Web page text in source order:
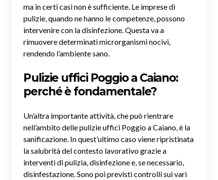
ma in certi casi non è sufficiente. Le imprese di
pulizie, quando ne hanno le competenze, possono
intervenire con la disinfezione. Questa va a
rimuovere determinati microrganismi nocivi,
rendendo l’ambiente sano.
Pulizie uffici Poggio a Caiano:
perché è fondamentale?
Un’altra importante attività, che può rientrare
nell’ambito delle pulizie uffici Poggio a Caiano, è la
sanificazione. In quest’ultimo caso viene ripristinata
la salubrità del contesto lavorativo grazie a
interventi di pulizia, disinfezione e, se necessario,
disinfestazione. Sono poi previsti controlli sui vari